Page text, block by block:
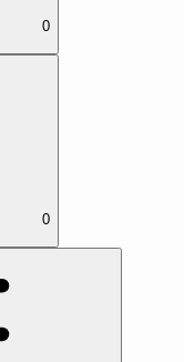
0
0